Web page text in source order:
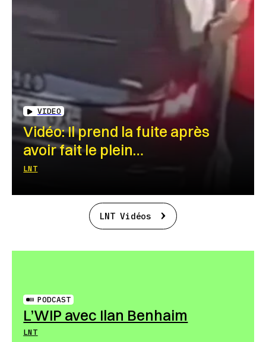
VIDEO
Vidéo: Il prend la fuite après
avoir fait le plein…
LNT
LNT Vidéos
PODCAST
L’WIP avec Ilan Benhaim
LNT